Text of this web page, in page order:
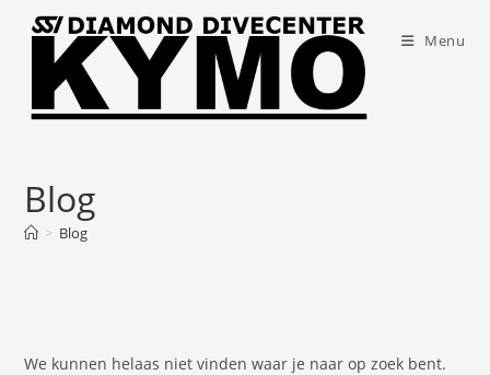
Menu
Blog
> Blog
We kunnen helaas niet vinden waar je naar op zoek bent.